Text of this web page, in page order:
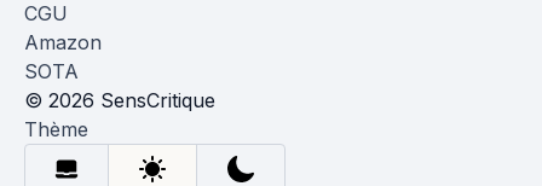
CGU
Amazon
SOTA
© 2026 SensCritique
Thème